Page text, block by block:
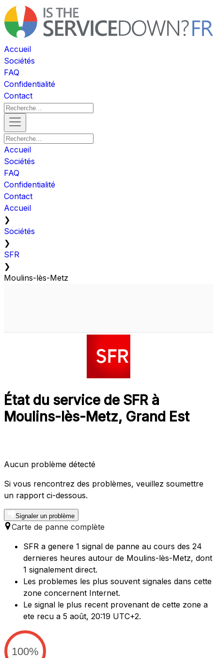
Accueil
Sociétés
FAQ
Confidentialité
Contact
Accueil
Sociétés
FAQ
Confidentialité
Contact
Accueil
❯
Sociétés
❯
SFR
❯
Moulins-lès-Metz
État du service de SFR à
Moulins-lès-Metz, Grand Est
Aucun problème détecté
Si vous rencontrez des problèmes, veuillez soumettre
un rapport ci-dessous.
Signaler un problème
Carte de panne complète
SFR a genere 1 signal de panne au cours des 24
dernieres heures autour de Moulins-lès-Metz, dont
1 signalement direct.
Les problemes les plus souvent signales dans cette
zone concernent Internet.
Le signal le plus recent provenant de cette zone a
ete recu a 5 août, 20:19 UTC+2.
100%